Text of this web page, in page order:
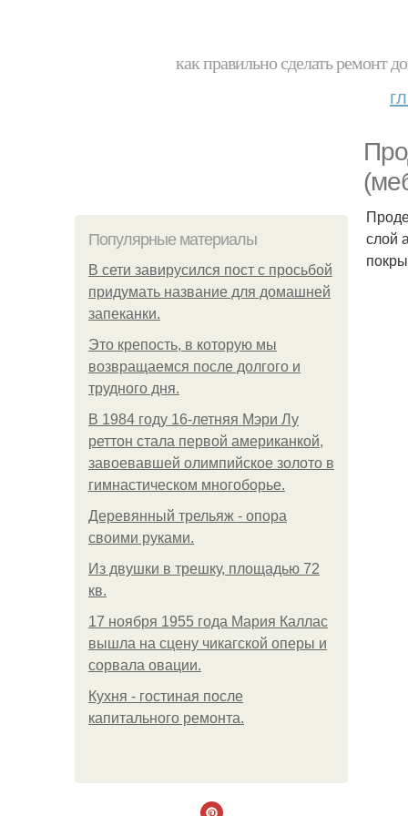
как правильно сделать ремонт
Популярные материалы
В сети завирусился пост с просьбой
придумать название для домашней
запеканки.
Это крепость, в которую мы
возвращаемся после долгого и
трудного дня.
В 1984 году 16-летняя Мэри Лу
реттон стала первой американкой,
завоевавшей олимпийское золото в
гимнастическом многоборье.
Деревянный трельяж - опора
своими руками.
Из двушки в трешку, площадью 72
кв.
17 ноября 1955 года Мария Каллас
вышла на сцену чикагской оперы и
сорвала овации.
Кухня - гостиная после
капитального ремонта.
слой